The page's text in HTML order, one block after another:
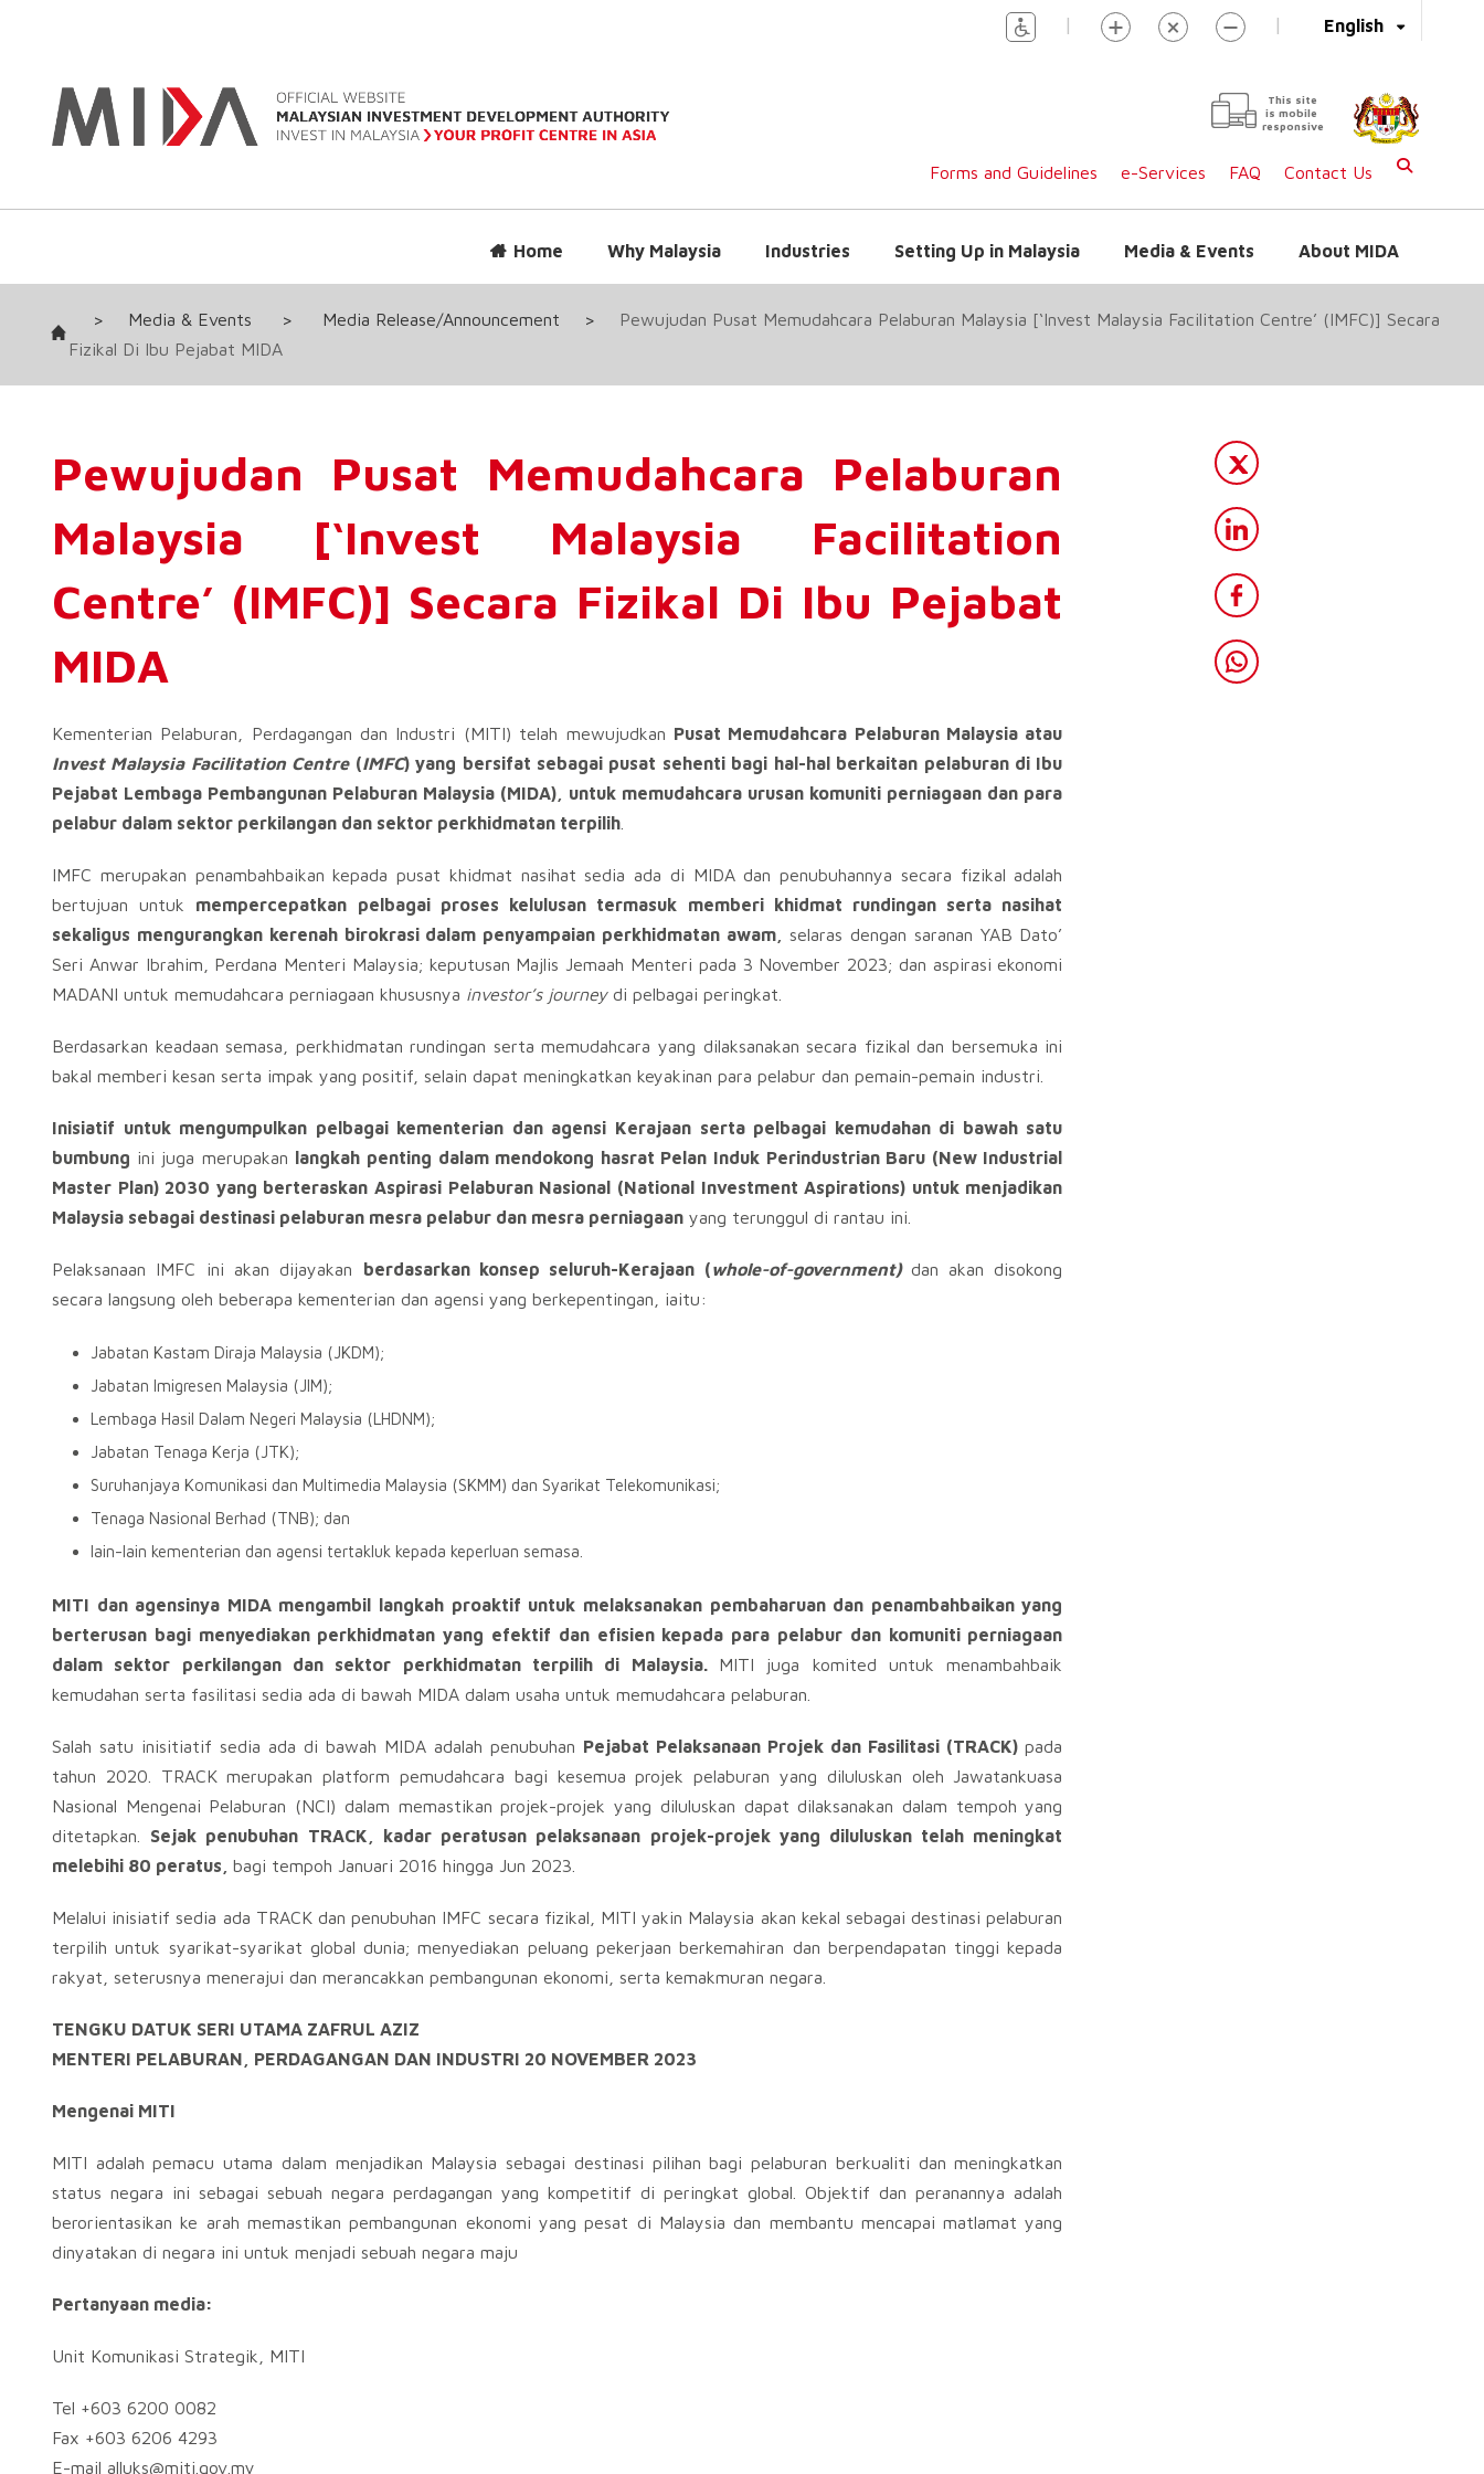
English
| |
This site
is mobile
responsive
Forms and Guidelines e-Services FAQ Contact Us
Home Why Malaysia Industries Setting Up in Malaysia Media & Events About MIDA
> Media & Events > Media Release/Announcement >
Pewujudan Pusat Memudahcara Pelaburan Malaysia [‘Invest Malaysia Facilitation Centre’ (IMFC)] Secara
Fizikal Di Ibu Pejabat MIDA
Pewujudan Pusat Memudahcara Pelaburan
Malaysia [‘Invest Malaysia Facilitation
Centre’ (IMFC)] Secara Fizikal Di Ibu Pejabat
MIDA
Kementerian Pelaburan, Perdagangan dan Industri (MITI) telah mewujudkan Pusat Memudahcara Pelaburan Malaysia atau
Invest Malaysia Facilitation Centre (IMFC) yang bersifat sebagai pusat sehenti bagi hal-hal berkaitan pelaburan di Ibu
Pejabat Lembaga Pembangunan Pelaburan Malaysia (MIDA), untuk memudahcara urusan komuniti perniagaan dan para
pelabur dalam sektor perkilangan dan sektor perkhidmatan terpilih
IMFC merupakan penambahbaikan kepada pusat khidmat nasihat sedia ada di MIDA dan penubuhannya secara fizikal adalah
bertujuan untuk mempercepatkan pelbagai proses kelulusan termasuk memberi khidmat rundingan serta nasihat
sekaligus mengurangkan kerenah birokrasi dalam penyampaian perkhidmatan awam, selaras dengan saranan YAB Dato’
Seri Anwar Ibrahim, Perdana Menteri Malaysia; keputusan Majlis Jemaah Menteri pada 3 November 2023; dan aspirasi ekonomi
MADANI untuk memudahcara perniagaan khususnya investor’s journey di pelbagai peringkat.
Berdasarkan keadaan semasa, perkhidmatan rundingan serta memudahcara yang dilaksanakan secara fizikal dan bersemuka ini
bakal memberi kesan serta impak yang positif, selain dapat meningkatkan keyakinan para pelabur dan pemain-pemain industri.
Inisiatif untuk mengumpulkan pelbagai kementerian dan agensi Kerajaan serta pelbagai kemudahan di bawah satu
bumbung ini juga merupakan langkah penting dalam mendokong hasrat Pelan Induk Perindustrian Baru (New Industrial
Master Plan) 2030 yang berteraskan Aspirasi Pelaburan Nasional (National Investment Aspirations) untuk menjadikan
Malaysia sebagai destinasi pelaburan mesra pelabur dan mesra perniagaan yang terunggul di rantau ini.
Pelaksanaan IMFC ini akan dijayakan berdasarkan konsep seluruh-Kerajaan (whole-of-government) dan akan disokong
secara langsung oleh beberapa kementerian dan agensi yang berkepentingan, iaitu:
Jabatan Kastam Diraja Malaysia (JKDM);
Jabatan Imigresen Malaysia (JIM);
Lembaga Hasil Dalam Negeri Malaysia (LHDNM);
Jabatan Tenaga Kerja (JTK);
Suruhanjaya Komunikasi dan Multimedia Malaysia (SKMM) dan Syarikat Telekomunikasi;
Tenaga Nasional Berhad (TNB); dan
lain-lain kementerian dan agensi tertakluk kepada keperluan semasa.
MITI dan agensinya MIDA mengambil langkah proaktif untuk melaksanakan pembaharuan dan penambahbaikan yang
berterusan bagi menyediakan perkhidmatan yang efektif dan efisien kepada para pelabur dan komuniti perniagaan
dalam sektor perkilangan dan sektor perkhidmatan terpilih di Malaysia. MITI juga komited untuk menambahbaik
kemudahan serta fasilitasi sedia ada di bawah MIDA dalam usaha untuk memudahcara pelaburan.
Salah satu inisitiatif sedia ada di bawah MIDA adalah penubuhan Pejabat Pelaksanaan Projek dan Fasilitasi (TRACK)pada
tahun 2020. TRACK merupakan platform pemudahcara bagi kesemua projek pelaburan yang diluluskan oleh Jawatankuasa
Nasional Mengenai Pelaburan (NCI) dalam memastikan projek-projek yang diluluskan dapat dilaksanakan dalam tempoh yang
ditetapkan. Sejak penubuhan TRACK, kadar peratusan pelaksanaan projek-projek yang diluluskan telah meningkat
melebihi 80 peratus, bagi tempoh Januari 2016 hingga Jun 2023.
Melalui inisiatif sedia ada TRACK dan penubuhan IMFC secara fizikal, MITI yakin Malaysia akan kekal sebagai destinasi pelaburan
terpilih untuk syarikat-syarikat global dunia; menyediakan peluang pekerjaan berkemahiran dan berpendapatan tinggi kepada
rakyat, seterusnya menerajui dan merancakkan pembangunan ekonomi, serta kemakmuran negara.
TENGKU DATUK SERI UTAMA ZAFRUL AZIZ
MENTERI PELABURAN, PERDAGANGAN DAN INDUSTRI 20 NOVEMBER 2023
Mengenai MITI
MITI adalah pemacu utama dalam menjadikan Malaysia sebagai destinasi pilihan bagi pelaburan berkualiti dan meningkatkan
status negara ini sebagai sebuah negara perdagangan yang kompetitif di peringkat global. Objektif dan peranannya adalah
berorientasikan ke arah memastikan pembangunan ekonomi yang pesat di Malaysia dan membantu mencapai matlamat yang
dinyatakan di negara ini untuk menjadi sebuah negara maju
Pertanyaan media:
Unit Komunikasi Strategik, MITI
Tel +603 6200 0082
Fax +603 6206 4293
E-mail alluks@miti.gov.my